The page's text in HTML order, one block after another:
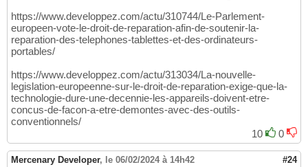
https://www.developpez.com/actu/310744/Le-Parlement-
europeen-vote-le-droit-de-reparation-afin-de-soutenir-la-
reparation-des-telephones-tablettes-et-des-ordinateurs-
portables/
https://www.developpez.com/actu/313034/La-nouvelle-
legislation-europeenne-sur-le-droit-de-reparation-exige-que-la-
technologie-dure-une-decennie-les-appareils-doivent-etre-
concus-de-facon-a-etre-demontes-avec-des-outils-
conventionnels/
10
0
Mercenary Developer, le 06/02/2024 à 14h42 #24